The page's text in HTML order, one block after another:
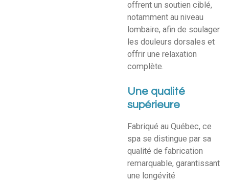
offrent un soutien ciblé,
notamment au niveau
lombaire, afin de soulager
les douleurs dorsales et
offrir une relaxation
complète.
Une qualité
supérieure
Fabriqué au Québec, ce
spa se distingue par sa
qualité de fabrication
remarquable, garantissant
une longévité